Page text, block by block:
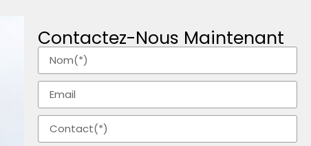
Contactez-Nous Maintenant